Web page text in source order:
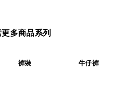
多商品系列
褲裝 牛仔褲